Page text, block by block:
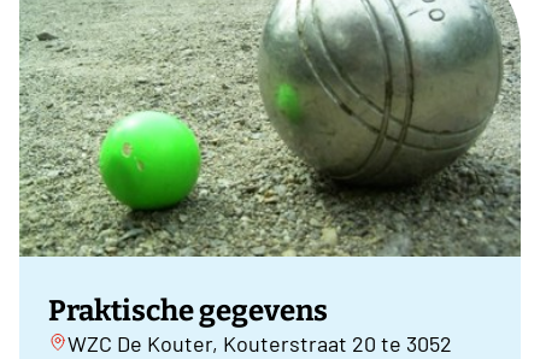
Praktische gegevens
WZC De Kouter, Kouterstraat 20 te 3052